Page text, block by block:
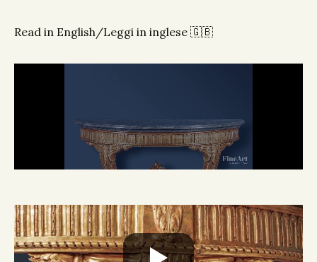
Read in English/Leggi in inglese 🇬🇧